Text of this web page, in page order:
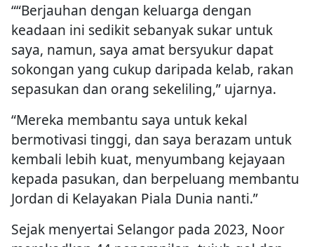
““Berjauhan dengan keluarga dengan
keadaan ini sedikit sebanyak sukar untuk
saya, namun, saya amat bersyukur dapat
sokongan yang cukup daripada kelab, rakan
sepasukan dan orang sekeliling,” ujarnya.
“Mereka membantu saya untuk kekal
bermotivasi tinggi, dan saya berazam untuk
kembali lebih kuat, menyumbang kejayaan
kepada pasukan, dan berpeluang membantu
Jordan di Kelayakan Piala Dunia nanti.”
Sejak menyertai Selangor pada 2023, Noor